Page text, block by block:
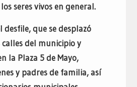
seres vivos en general.
desfile, que se desplazó
del municipio y
la Plaza 5 de Mayo,
y padres de familia, así